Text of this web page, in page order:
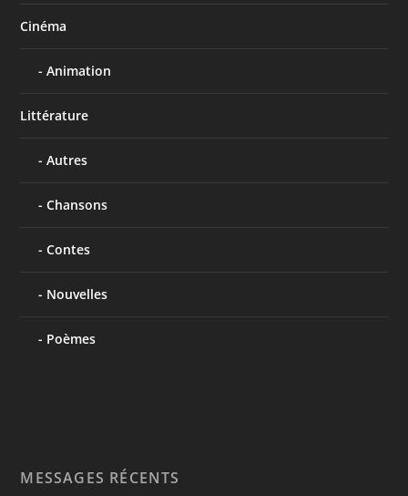
Cinéma
Animation
Littérature
Autres
Chansons
Contes
Nouvelles
Poèmes
MESSAGES RÉCENTS